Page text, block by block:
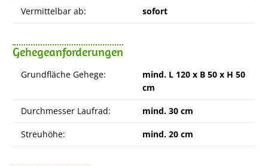
Vermittelbar ab: sofort
Gehegeanforderungen
Grundfläche Gehege:
mind. L 120 x B 50 x H 50
cm
Durchmesser Laufrad: mind. 30 cm
Streuhöhe: mind. 20 cm